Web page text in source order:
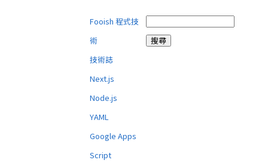
Fooish 程式技
術
技術誌
Next.js
Node.js
YAML
Google Apps
Script